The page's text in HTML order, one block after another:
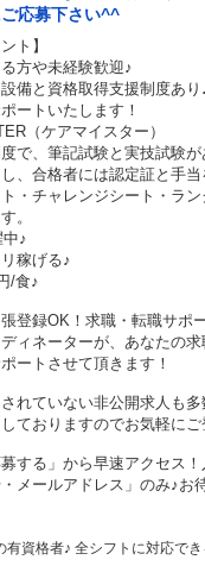
応募下さい^^
ト】
方や未経験歓迎♪
備と資格取得支援制度あり
ートいたします！
（ケアマイスター）
で、筆記試験と実技試験
、合格者には認定証と手当
・チャレンジシート・ラ
。
♪
稼げる♪
/食♪
登録OK！求職・転職サポ
ィネーターが、あなたの
ートさせて頂きます！
れていない非公開求人も
ておりますのでお気軽にご
募する」から早速アクセス
メールアドレス」のみ♪お
有資格者♪ 全シフトに対応で